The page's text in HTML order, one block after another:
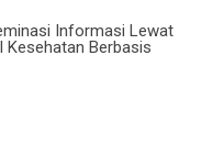
Informasi Lewat
Kesehatan Berbasis